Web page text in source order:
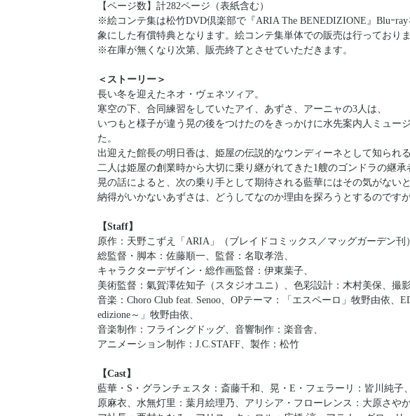
【ページ数】計282ページ（表紙含む）
※絵コンテ集は松竹DVD倶楽部で『ARIA The BENEDIZIONE』Bluｰ
象にした有償特典となります。絵コンテ集単体での販売は行っており
※在庫が無くなり次第、販売終了とさせていただきます。
＜ストーリー＞
長い冬を迎えたネオ・ヴェネツィア。
寒空の下、合同練習をしていたアイ、あずさ、アーニャの3人は、
いつもと様子が違う晃の後をつけたのをきっかけに水先案内人ミュー
た。
出迎えた館長の明日香は、姫屋の伝説的なウンディーネとして知られる
二人は姫屋の創業時から大切に乗り継がれてきた1艘のゴンドラの継承
晃の話によると、次の乗り手として期待される藍華にはその気がないと
納得がいかないあずさは、どうしてなのか理由を探ろうとするので
【Staff】
原作：天野こずえ「ARIA」（ブレイドコミックス／マッグガーデン刊）
総監督・脚本：佐藤順一、監督：名取孝浩、
キャラクターデザイン・総作画監督：伊東葉子、
美術監督：氣賀澤佐知子（スタジオユニ）、色彩設計：木村美保、撮
音楽：Choro Club feat. Senoo、OPテーマ：「エスペーロ」牧野由依、
edizione～」牧野由依、
音楽制作：フライングドッグ、音響制作：楽音舎、
アニメーション制作：J.C.STAFF、製作：松竹
【Cast】
藍華・S・グランチェスタ：斎藤千和、晃・E・フェラーリ：皆川純子
原麻衣、水無灯里：葉月絵理乃、アリシア・フローレンス：大原さや